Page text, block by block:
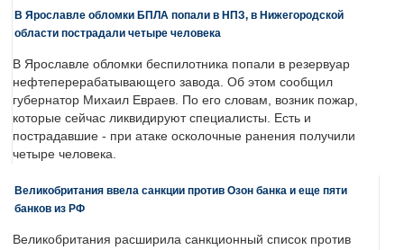
В Ярославле обломки БПЛА попали в НПЗ, в Нижегородской
области пострадали четыре человека
В Ярославле обломки беспилотника попали в резервуар
нефтеперерабатывающего завода. Об этом сообщил
губернатор Михаил Евраев. По его словам, возник пожар,
которые сейчас ликвидируют специалисты. Есть и
пострадавшие - при атаке осколочные ранения получили
четыре человека.
Великобритания ввела санкции против Озон банка и еще пяти
банков из РФ
Великобритания расширила санкционный список против